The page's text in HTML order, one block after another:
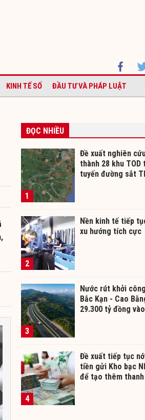
KINH TẾ SỐ ĐẦU TƯ VÀ PHÁP LUẬT
ĐỌC NHIỀU
1
Đề xuất nghiên
thành 28 khu TOD
tuyến đường sắt
2
Nền kinh tế tiếp
xu hướng tích cực
3
Nước rút khởi
Bắc Kạn - Cao
29.300 tỷ đồng
4
Đề xuất tiếp tục
tiền gửi Kho bạc
để tạo thêm